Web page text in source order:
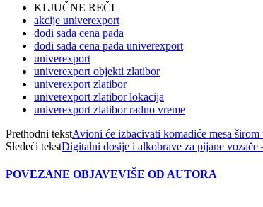
KLJUČNE REČI
akcije univerexport
dođi sada cena pada
dođi sada cena pada univerexport
univerexport
univerexport objekti zlatibor
univerexport zlatibor
univerexport zlatibor lokacija
univerexport zlatibor radno vreme
Prethodni tekstAvioni će izbacivati komadiće mesa
Sledeći tekstDigitalni dosije i alkobrave za pijane vozače
POVEZANE OBJAVEVIŠE OD AUTORA